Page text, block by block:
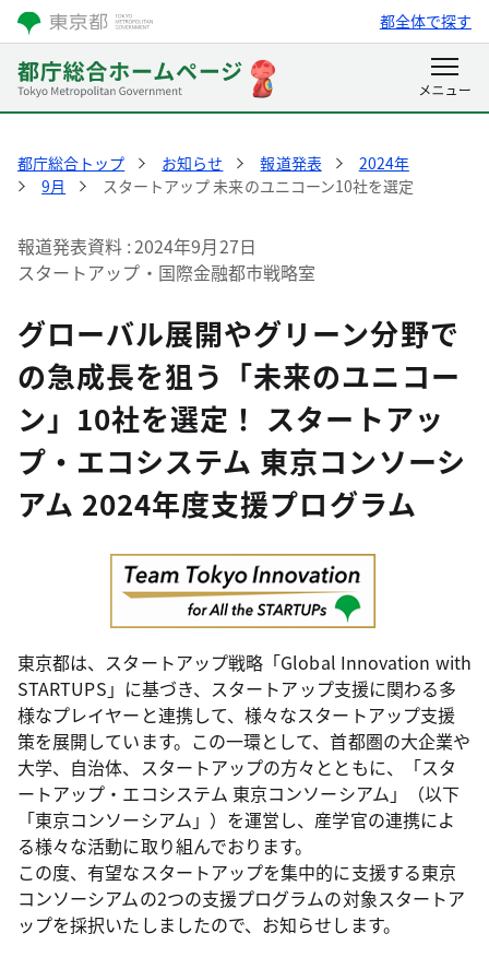
都全体で探す
都庁総合トップ お知らせ 報道発表
2024年
9月
スタートアップ 未来のユニコーン10社を選定
報道発表資料 2024年9月27日
スタートアップ・国際金融都市戦略室
グローバル展開やグリーン分野で
の急成長を狙う「未来のユニコー
ン」10社を選定！ スタートアッ
プ・エコシステム 東京コンソーシ
アム 2024年度支援プログラム
東京都は、スタートアップ戦略「Global Innovation with
STARTUPS」に基づき、スタートアップ支援に関わる多
様なプレイヤーと連携して、様々なスタートアップ支援
策を展開しています。この一環として、首都圏の大企業や
大学、自治体、スタートアップの方々とともに、「スタ
ートアップ・エコシステム 東京コンソーシアム」（以下
「東京コンソーシアム」）を運営し、産学官の連携によ
る様々な活動に取り組んでおります。
この度、有望なスタートアップを集中的に支援する東京
コンソーシアムの2つの支援プログラムの対象スタートア
ップを採択いたしましたので、お知らせします。